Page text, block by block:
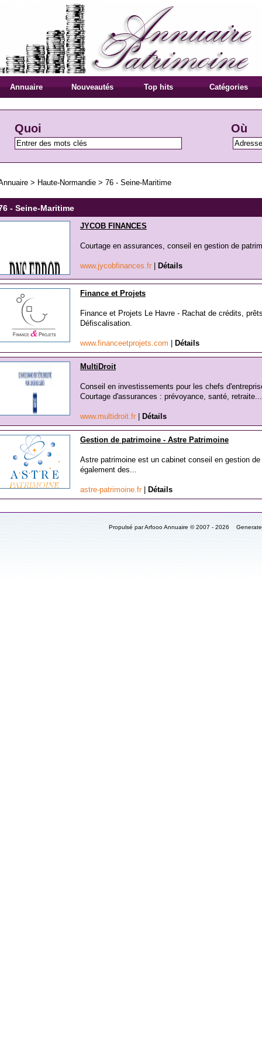
Annuaire Nouveautés Top hits Catégories
Quoi Où
> Haute-Normandie > 76 - Seine-Maritime
- Seine-Maritime
JYCOB FINANCES
Courtage en assurances, conseil en gestion de
www.jycobfinances.fr Détails
Finance et Projets
Finance et Projets Le Havre - Rachat de crédits,
Défiscalisation.
www.financeetprojets.com Détails
MultiDroit
Conseil en investissements pour les chefs
Courtage d'assurances : prévoyance, santé,
www.multidroit.fr Détails
Gestion de patrimoine - Astre Patrimoine
Astre patrimoine est un cabinet conseil en gestion
également des...
astre-patrimoine.fr Détails
Propulsé par Arfooo Annuaire © 2007 - 2026